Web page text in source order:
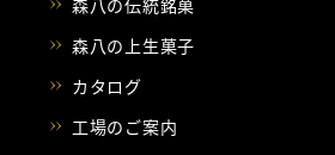
森八の伝統銘菓
森八の上生菓子
カタログ
工場のご案内